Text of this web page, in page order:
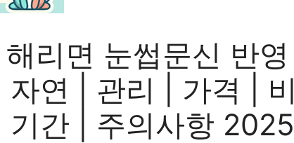
리면 눈썹문신 반영
연 | 관리 | 가격 | 비
간 | 주의사항 2025